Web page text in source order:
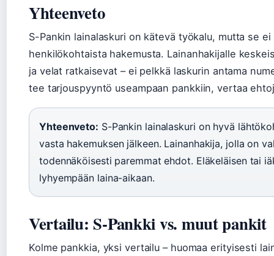
Yhteenveto
S-Pankin lainalaskuri on kätevä työkalu, mutta se
henkilökohtaista hakemusta. Lainanhakijalle
ja velat ratkaisevat – ei pelkkä laskurin antama
tee tarjouspyyntö useampaan pankkiin, vertaa
Yhteenveto: S-Pankin lainalaskuri on hyvä
vasta hakemuksen jälkeen. Lainanhakija, jolla on
todennäköisesti paremmat ehdot. Eläkeläisen tai
lyhyempään laina-aikaan.
Vertailu: S-Pankki vs. muut pankit
Kolme pankkia, yksi vertailu – huomaa erityisesti